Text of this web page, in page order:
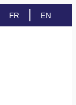
FR EN